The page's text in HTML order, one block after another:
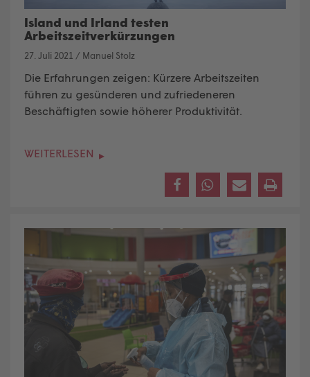
Island und Irland testen
Arbeitszeitverkürzungen
27. Juli 2021 / Manuel Stolz
Die Erfahrungen zeigen: Kürzere Arbeitszeiten
führen zu gesünderen und zufriedeneren
Beschäftigten sowie höherer Produktivität.
WEITERLESEN